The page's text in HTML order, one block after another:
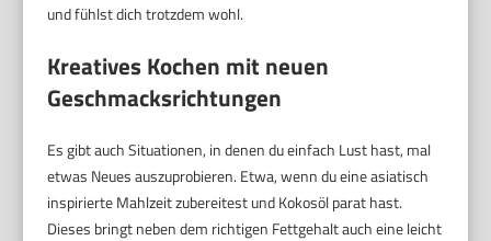
und fühlst dich trotzdem wohl.
Kreatives Kochen mit neuen
Geschmacksrichtungen
Es gibt auch Situationen, in denen du einfach Lust hast, mal
etwas Neues auszuprobieren. Etwa, wenn du eine asiatisch
inspirierte Mahlzeit zubereitest und Kokosöl parat hast.
Dieses bringt neben dem richtigen Fettgehalt auch eine leicht